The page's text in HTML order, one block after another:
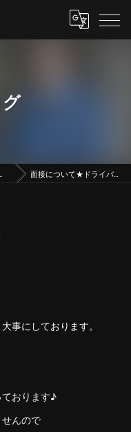
面接について★ドライバー求人
事にしております。
おります♪
んので